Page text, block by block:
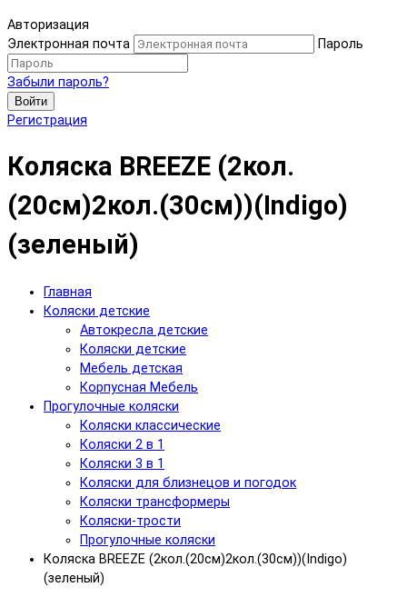
Авторизация
Электронная почта
Пароль
Забыли пароль?
Войти
Регистрация
Коляска BREEZE (2кол.
(20см)2кол.(30см))(Indigo)
(зеленый)
Главная
Коляски детские
Автокресла детские
Коляски детские
Мебель детская
Корпусная Мебель
Прогулочные коляски
Коляски классические
Коляски 2 в 1
Коляски 3 в 1
Коляски для близнецов и погодок
Коляски трансформеры
Коляски-трости
Прогулочные коляски
Коляска BREEZE (2кол.(20см)2кол.(30см))(Indigo)
(зеленый)